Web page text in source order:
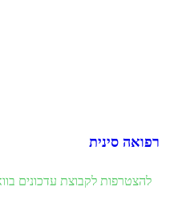
רפואה סינית
להצטרפות לקבוצת עדכונים